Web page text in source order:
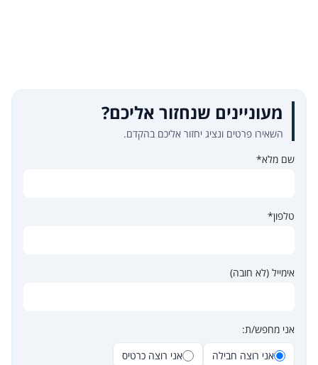
מעוניינים שנחזור אליכם?
השאירו פרטים ונציג יחזור אליכם בהקדם.
שם מלא*
טלפון*
אימייל (לא חובה)
אני מחפש/ת:
אני רוצה חבילה
אני רוצה כרטיס